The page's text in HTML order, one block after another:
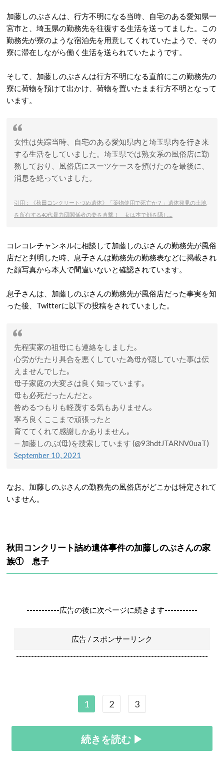
加藤しのぶさんは、行方不明になる当時、自宅のある愛知県一
宮市と、埼玉県の勤務先を往復する生活を送ってました。この
勤務先が寮のような宿泊先を用意してくれていたようで、その
寮に滞在しながら働く生活を送られていたようです。
そして、加藤しのぶさんは行方不明になる直前にこの勤務先の
寮に荷物を預けて出かけ、荷物を置いたまま行方不明となって
います。
女性は失踪当時、自宅のある愛知県内と埼玉県内を行き来
する生活をしていました。埼玉県では熟女系の風俗店に勤
務しており、風俗店にスーツケースを預けたのを最後に、
消息を絶っていました。
引用：《秋田コンクリートづめ遺体》「薬物使用で死亡か？」遺体発見の土地
を所有する40代暴力団関係者の妻を直撃！ 女は本で顔を隠し…
コレコレチャンネルに相談して加藤しのぶさんの勤務先が風俗
店だと判明した時、息子さんは勤務先の勤務表などに掲載され
た顔写真から本人で間違いないと確認されています。
息子さんは、加藤しのぶさんの勤務先が風俗店だった事実を知
った後、Twitterに以下の投稿をされていました。
先程実家の祖母にも連絡をしました｡
心労がたたり具合を悪くしていた為母が隠していた事は伝
えませんでした｡
母子家庭の大変さは良く知っています｡
母も必死だったんだと｡
咎めるつもりも軽蔑する気もありません｡
寧ろ良くここまで頑張ったと
育ててくれて感謝しかありません｡
— 加藤しのぶ(母)を捜索しています (@93hdtJTARNV0uaT)
September 10, 2021
なお、加藤しのぶさんの勤務先の風俗店がどこかは特定されて
いません。
秋田コンクリート詰め遺体事件の加藤しのぶさんの家
族① 息子
-----------広告の後に次ページに続きます-----------
広告 / スポンサーリンク
----------------------------------------------------------------
1 2 3
続きを読む ▶